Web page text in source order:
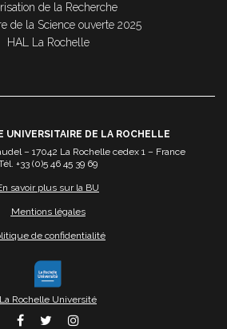
de la Recherche
de la Science ouverte 2025
HAL La Rochelle
UNIVERSITAIRE DE LA ROCHELLE
– 17042 La Rochelle cedex 1 – France
+33 (0)5 46 45 39 69
savoir plus sur la BU
Mentions légales
de confidentialité
La Rochelle Université